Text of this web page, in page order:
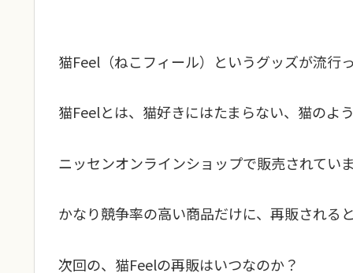
猫Feel（ねこフィール）というグッズが流行
猫Feelとは、猫好きにはたまらない、猫のよ
ニッセンオンラインショップで販売されてい
かなり競争率の高い商品だけに、再販される
次回の、猫Feelの再販はいつなのか？